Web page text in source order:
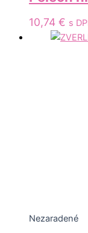
10,74 € s
Nezaradené